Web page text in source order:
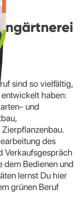
sind so vielfältig,
haben:
und
des
Verkaufsgespräch
dem Bedienen und
lernst Du hier
grünen Beruf